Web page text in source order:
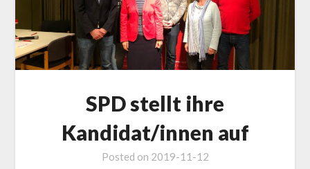
SPD stellt ihre
Kandidat/innen auf
Posted on 2019-11-12